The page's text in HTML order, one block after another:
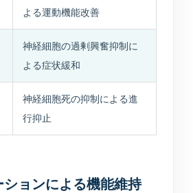
よる運動機能改善
神経細胞の過剰興奮抑制に
よる症状緩和
神経細胞死の抑制による進
行抑止
ションによる機能維持